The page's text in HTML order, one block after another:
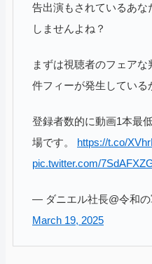
告出演もされているあな
しませんよね？
まずは視聴者のフェア
件フィーが発生している
登録者数的に動画1本最
場です。 https://t.co/
pic.twitter.com/
— ダニエル社長@令和の
March 19, 2025